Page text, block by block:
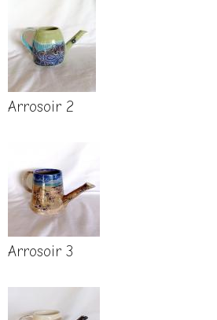
Arrosoir 2
Arrosoir 3